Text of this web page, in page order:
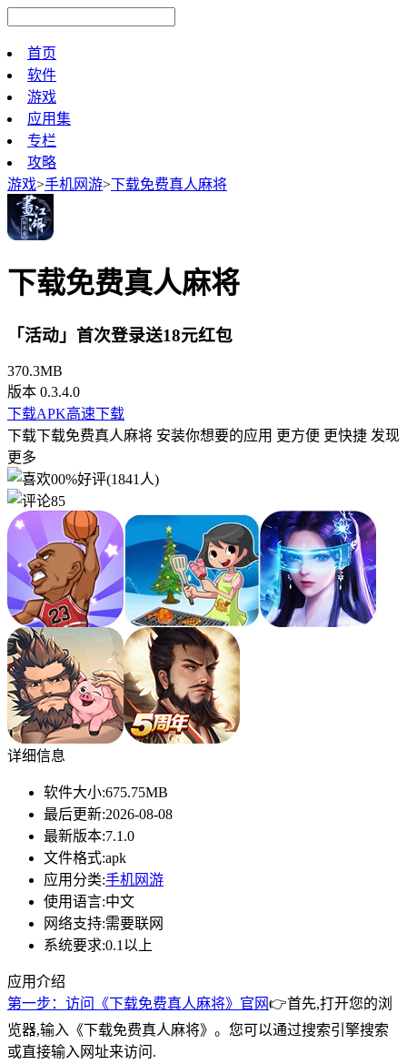
首页
软件
游戏
应用集
专栏
攻略
游戏>手机网游>下载免费真人麻将
下载免费真人麻将
「活动」首次登录送18元红包
370.3MB
版本 0.3.4.0
下载APK高速下载
下载下载免费真人麻将 安装你想要的应用 更方便 更快捷 发现
更多
00%好评(1841人)
85
详细信息
软件大小:675.75MB
最后更新:2026-08-08
最新版本:7.1.0
文件格式:apk
应用分类:手机网游
使用语言:中文
网络支持:需要联网
系统要求:0.1以上
应用介绍
第一步：访问《下载免费真人麻将》官网👉首先,打开您的浏
览器,输入《下载免费真人麻将》。您可以通过搜索引擎搜索
或直接输入网址来访问.